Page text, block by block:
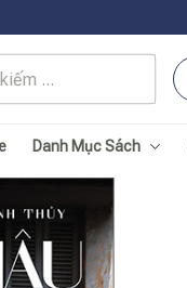
Danh Mục Sách